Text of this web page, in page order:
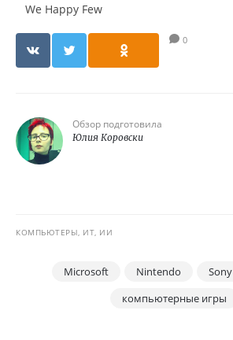
We Happy Few
0
Обзор подготовила
Юлия Коровски
КОМПЬЮТЕРЫ, ИТ, ИИ
Microsoft Nintendo Sony
компьютерные игры